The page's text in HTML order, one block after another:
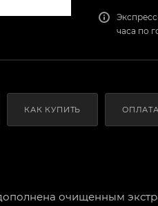
часа по
КАК КУПИТЬ ОПЛАТА
очищенным